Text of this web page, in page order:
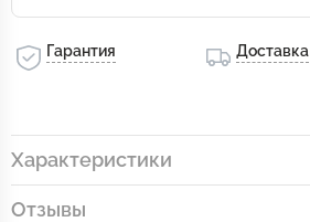
Гарантия Доставка
Характеристики
Отзывы